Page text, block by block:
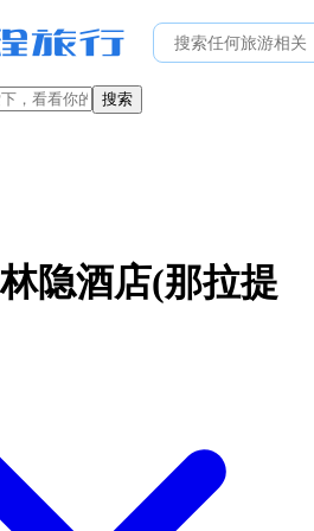
搜索
隐酒店(那拉提